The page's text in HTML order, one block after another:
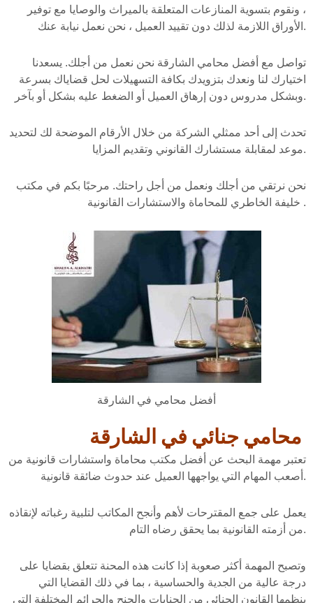
، ونقوم بتسوية المنازعات المتعلقة بالميراث والوصايا مع توفير
الأوراق اللازمة لذلك دون تقييد العميل ، نحن نعمل نيابة عنك.
تواصل مع أفضل محامي الشارقة نحن نعمل من أجلك. يسعدنا
اختيارك لنا ونعدك بتزويدك بكافة التسهيلات لحل قضاياك بسرعة
وبشكل مدروس دون إرهاق العميل أو الضغط عليه بشكل أو بآخر.
تحدث إلى أحد ممثلي الشركة من خلال الأرقام الموضحة لك لتحديد
موعد لمقابلة مستشارك القانوني وتقديم المزايا.
نحن نرتقي من أجلك ونعمل من أجل راحتك. مرحبًا بكم في مكتب
خليفة الخاطري للمحاماة والاستشارات القانونية .
أفضل محامي في الشارقة
تعتبر مهمة البحث عن أفضل مكتب محاماة واستشارات قانونية من
أصعب المهام التي يواجهها العميل عند حدوث ضائقة قانونية.
يعمل على جمع المقترحات لأهم وأنجح المكاتب لتلبية رغباته لإنقاذه
من أزمته القانونية بما يحقق رضاه التام.
وتصبح المهمة أكثر صعوبة إذا كانت هذه المحنة تتعلق بقضايا على
درجة عالية من الجدية والحساسية ، بما في ذلك القضايا التي
ينظمها القانون الجنائي من الجنايات والجنح والجرائم المختلفة التي